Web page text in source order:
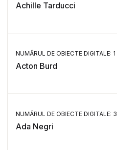
Achille Tarducci
NUMĂRUL DE OBIECTE DIGITALE: 1
Acton Burd
NUMĂRUL DE OBIECTE DIGITALE: 3
Ada Negri